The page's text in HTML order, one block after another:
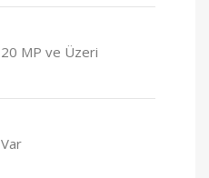
20 MP ve Üzeri
Var